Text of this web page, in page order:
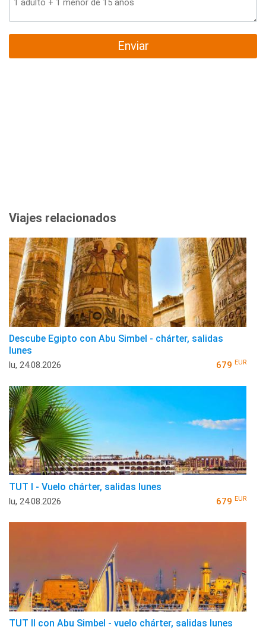
Enviar
Viajes relacionados
Descube Egipto con Abu Simbel - chárter, salidas
lunes
lu, 24.08.2026 679 EUR
TUT I - Vuelo chárter, salidas lunes
lu, 24.08.2026 679 EUR
TUT II con Abu Simbel - vuelo chárter, salidas lunes